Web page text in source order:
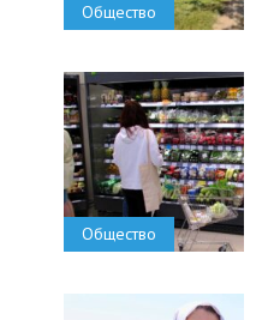
Общество
Общество